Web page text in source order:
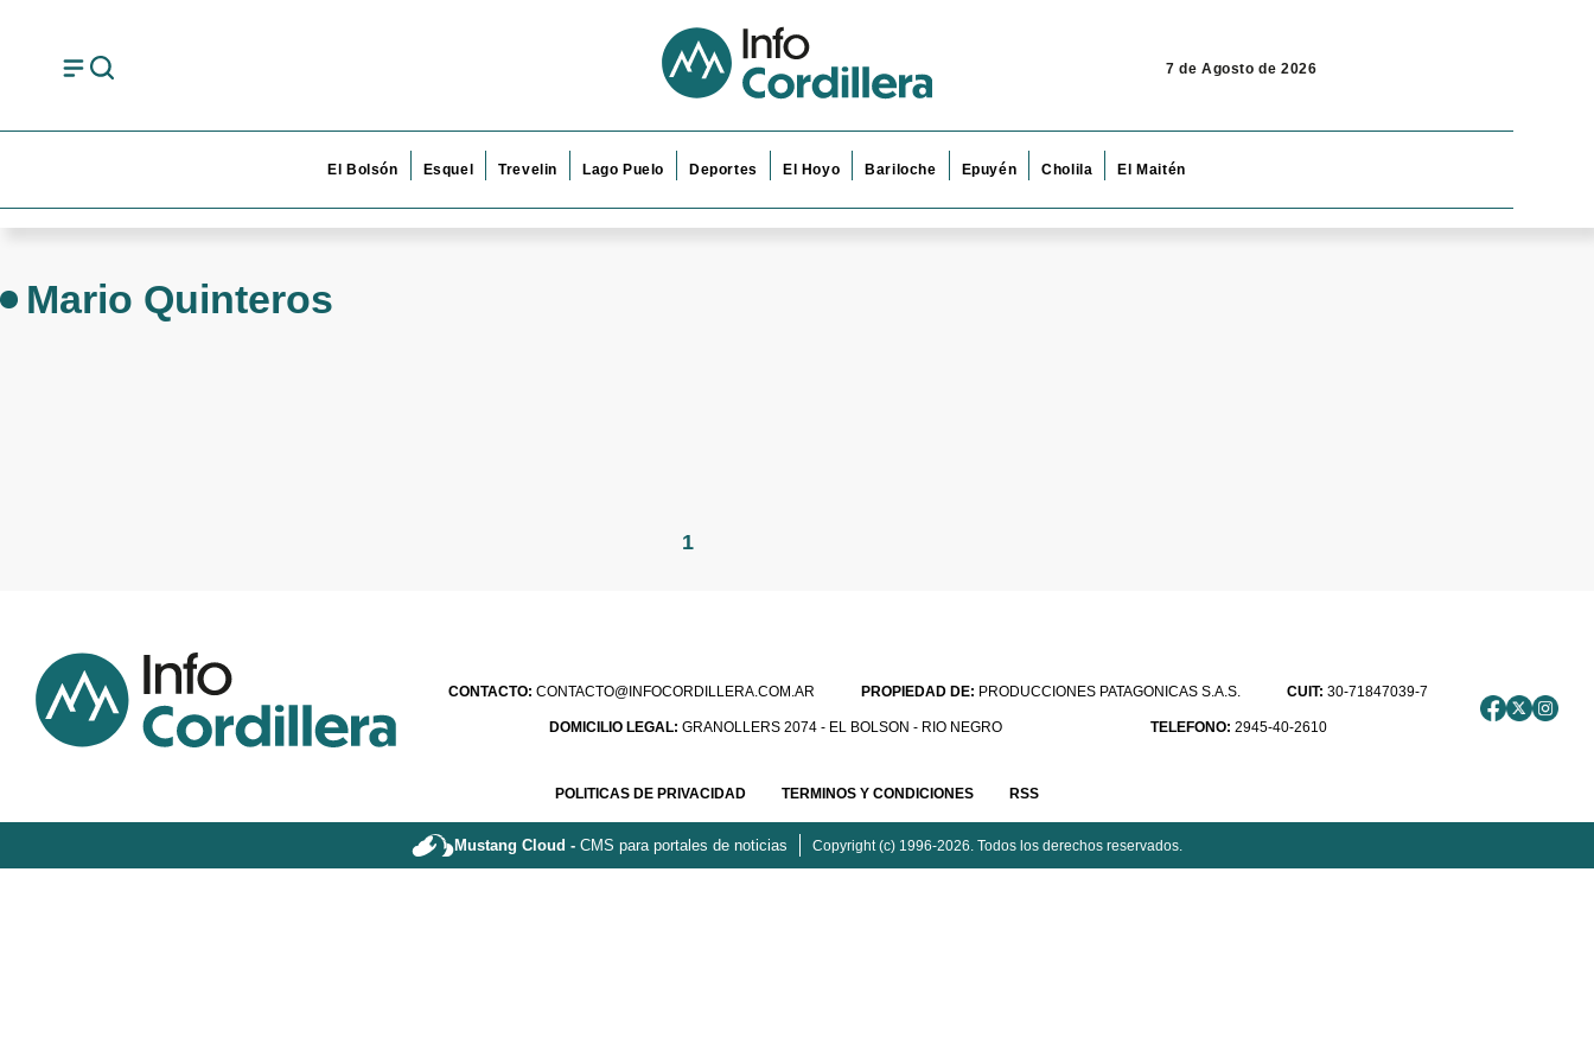
7 de Agosto de 2026
El Bolsón Esquel Trevelin Lago Puelo Deportes El Hoyo Bariloche Epuyén Cholila El Maitén
Mario Quinteros
1
CONTACTO: CONTACTO@INFOCORDILLERA.COM.AR PROPIEDAD DE: PRODUCCIONES PATAGONICAS S.A.S. CUIT: 30-71847039-7
DOMICILIO LEGAL:GRANOLLERS 2074 - EL BOLSON - RIO NEGRO TELEFONO: 2945-40-2610
POLITICAS DE PRIVACIDAD TERMINOS Y CONDICIONES RSS
Mustang Cloud - CMS para portales de noticias Copyright (c) 1996-2026. Todos los derechos reservados.